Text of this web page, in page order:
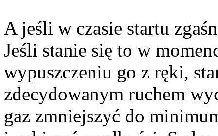
A jeśli w czasie startu
Jeśli stanie się to w
wypuszczeniu go z ręki,
zdecydowanym ruchem
gaz zmniejszyć do